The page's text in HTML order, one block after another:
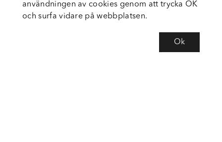
användningen av cookies genom att trycka OK
och surfa vidare på webbplatsen.
Ok